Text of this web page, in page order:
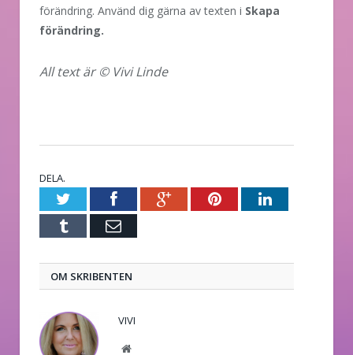
förändring. Använd dig gärna av texten i Skapa
förändring.
All text är © Vivi Linde
DELA.
TwitterFacebookGoogle+PinterestLinkedIn
Tumblr E-
OM SKRIBENTEN
VIVI
Website